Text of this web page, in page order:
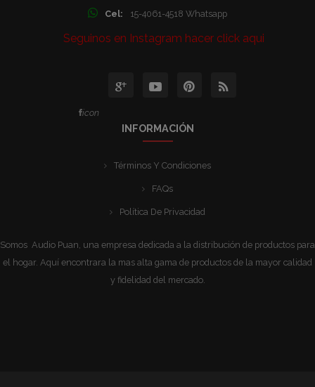
Cel: 15-4061-4518 Whatsapp
Seguinos en Instagram hacer click aqui
icon
INFORMACIÓN
Términos Y Condiciones
FAQs
Política De Privacidad
Somos Audio Puan, una empresa dedicada a la distribución de productos para
el hogar. Aquí encontrara la mas alta gama de productos de la mayor calidad
y fidelidad del mercado.